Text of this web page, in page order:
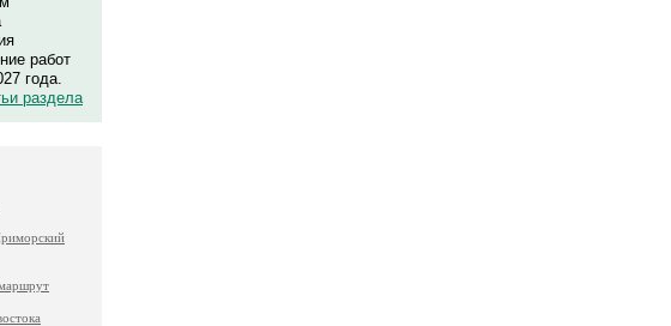
работ
года.
раздела